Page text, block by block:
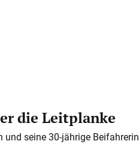
die Leitplanke
und seine 30-jährige Beifahrerin